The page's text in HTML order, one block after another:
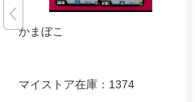
かまぼこ
マイストア在庫： 1374